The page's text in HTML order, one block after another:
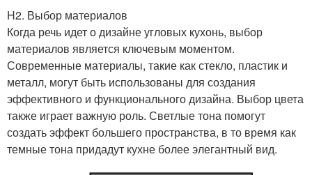
H2. Выбор материалов
Когда речь идет о дизайне угловых кухонь, выбор
материалов является ключевым моментом.
Современные материалы, такие как стекло, пластик и
металл, могут быть использованы для создания
эффективного и функционального дизайна. Выбор цвета
также играет важную роль. Светлые тона помогут
создать эффект большего пространства, в то время как
темные тона придадут кухне более элегантный вид.